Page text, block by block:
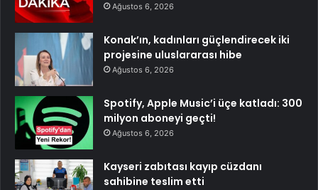
Ağustos 6, 2026
Konak’ın, kadınları güçlendirecek iki
projesine uluslararası hibe
Ağustos 6, 2026
Spotify, Apple Music’i üçe katladı: 300
milyon aboneyi geçti!
Ağustos 6, 2026
Kayseri zabıtası kayıp cüzdanı
sahibine teslim etti